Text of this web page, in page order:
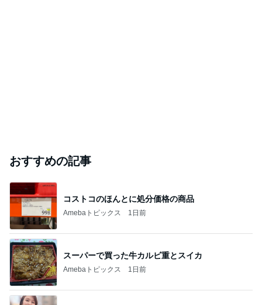
おすすめの記事
コストコのほんとに処分価格の商品
Amebaトピックス 1日前
スーパーで買った牛カルビ重とスイカ
Amebaトピックス 1日前